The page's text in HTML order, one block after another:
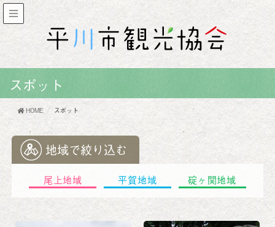
スポット
HOME スポット
地域で絞り込む
尾上地域 平賀地域 碇ヶ関地域